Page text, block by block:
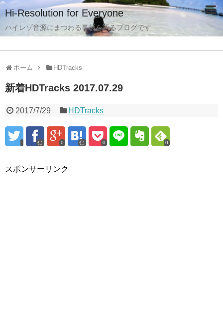
Hi-Resolution for Everyone
ハイレゾ音源にまつわる事柄を語るブログです
ホーム HDTracks
新着HDTracks 2017.07.29
2017/7/29 HDTracks
0 0 0
スポンサーリンク